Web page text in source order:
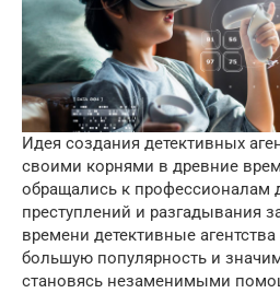
Идея создания детективных
своими корнями в древние
обращались к профессионалам
преступлений и разгадывания
времени детективные
большую популярность и
становясь незаменимыми